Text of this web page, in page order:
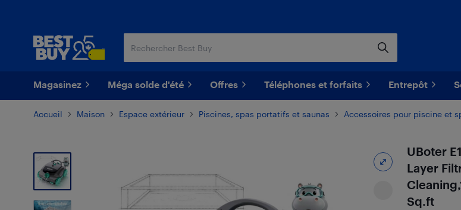
Magasinez Méga solde d'été Offres Téléphones et forfaits Entrepôt
Accueil Maison Espace extérieur Piscines, spas portatifs et saunas Accessoires pour piscine et
UBoter
Layer
Sq.ft